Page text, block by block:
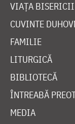
VIAȚA BISERICII
CUVINTE
FAMILIE
LITURGICĂ
BIBLIOTECĂ
ÎNTREABĂ
MEDIA